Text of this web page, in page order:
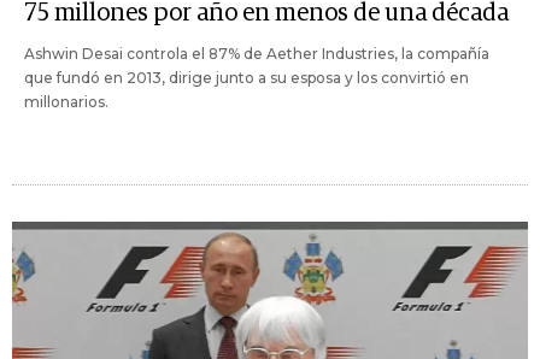
75 millones por año en menos de una década
Ashwin Desai controla el 87% de Aether Industries, la compañía
que fundó en 2013, dirige junto a su esposa y los convirtió en
millonarios.